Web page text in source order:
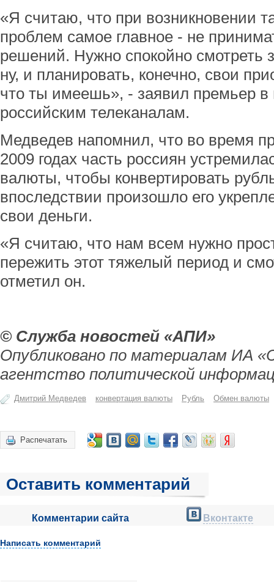
«Я считаю, что при возникновении
проблем самое главное - не
решений. Нужно спокойно смотреть
ну, и планировать, конечно, свои
что ты имеешь», - заявил премьер
российским телеканалам.
Медведев напомнил, что во время
2009 годах часть россиян
валюты, чтобы конвертировать
впоследствии произошло его
свои деньги.
«Я считаю, что нам всем нужно
пережить этот тяжелый период и
отметил он.
© Служба новостей «АПИ»
Опубликовано по материалам ИА
агентство политической
Дмитрий Медведев конвертация валюты Рубль Обмен валюты
Распечатать
Оставить комментарий
Комментарии сайта Вконтакте
Написать комментарий